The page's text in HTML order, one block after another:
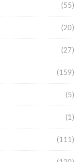
(55)
(20)
(27)
(159)
(5)
(1)
(111)